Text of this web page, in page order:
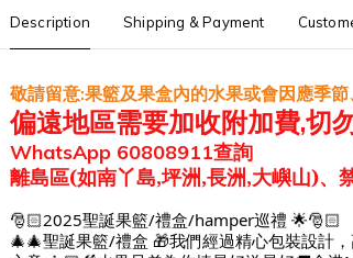
Description Shipping & Payment
敬請留意:果籃及果盒內的水果或會因應季
偏遠地區需要加收附加費,切
WhatsApp 60808911查詢
離島區(如南丫島,坪洲,長洲,大嶼山)、
🎅🏻2025聖誕果籃/禮盒/hamper巡禮 🌟🎅🏻
🎄🎄聖誕果籃/禮盒 🎁我們經過精心包裝設計